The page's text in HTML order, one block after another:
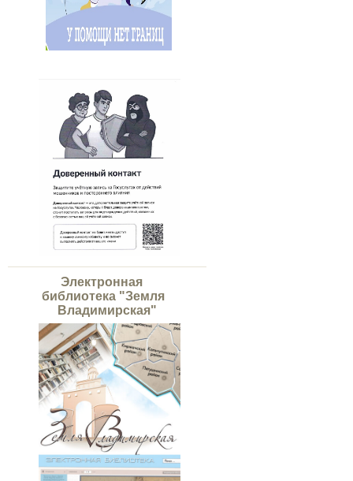
Электронная
библиотека "Земля
Владимирская"